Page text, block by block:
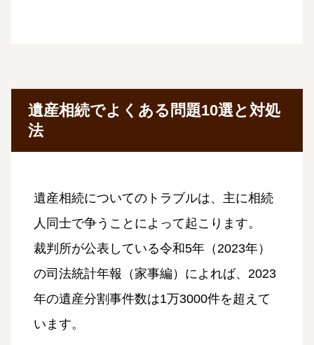
遺産相続でよくある問題10選と対処
法
遺産相続についてのトラブルは、主に相続
人同士で争うことによって起こります。
裁判所が公表している令和5年（2023年）
の司法統計年報（家事編）によれば、2023
年の遺産分割事件数は1万3000件を超えて
います。